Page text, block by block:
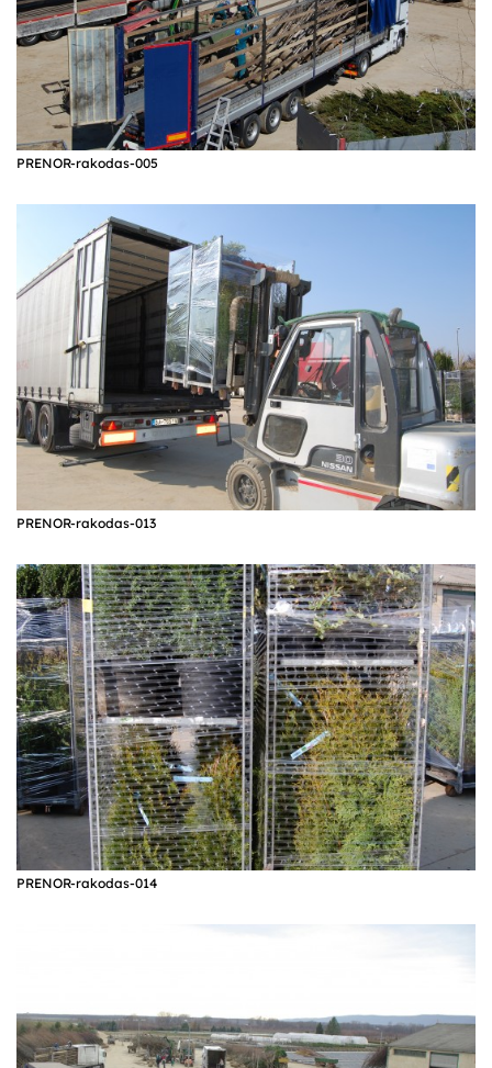
PRENOR-rakodas-005
PRENOR-rakodas-013
PRENOR-rakodas-014